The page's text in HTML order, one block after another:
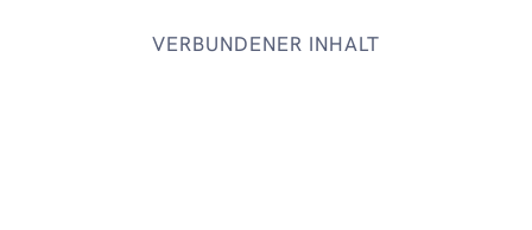
VERBUNDENER INHALT